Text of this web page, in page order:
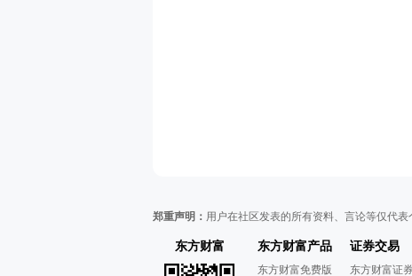
郑重声明： 用户在社区发表的所有资料、言论等仅代
东方财富 东方财富产品
东方财富免费版
证券交易
东方财富证